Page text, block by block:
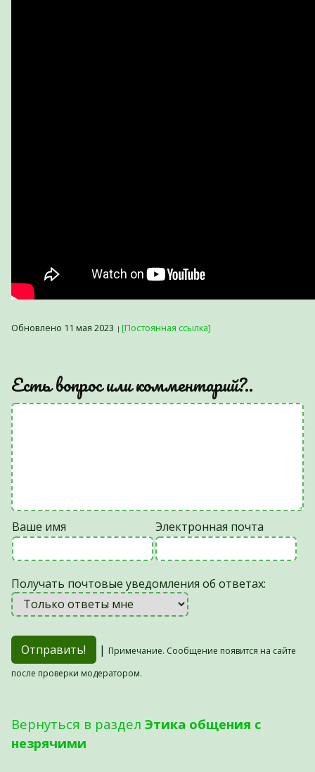
Обновлено 11 мая 2023 [Постоянная ссылка]
Есть вопрос или комментарий?..
Ваше имя Электронная почта
Получать почтовые уведомления об ответах:
| Примечание. Сообщение появится на сайте
после проверки модератором.
Вернуться в раздел Этика общения с
незрячими